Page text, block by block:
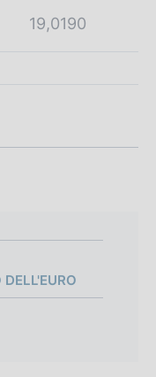
19,0190